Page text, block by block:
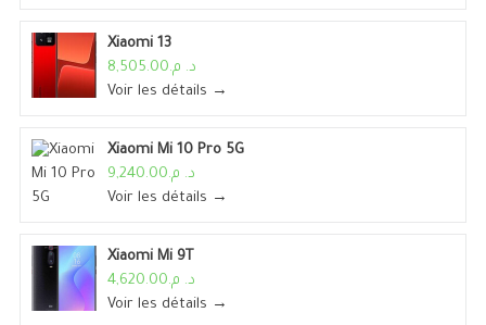
Xiaomi 13
د. م.8,505.00
Voir les détails →
Xiaomi Mi 10 Pro 5G
د. م.9,240.00
Voir les détails →
Xiaomi Mi 9T
د. م.4,620.00
Voir les détails →